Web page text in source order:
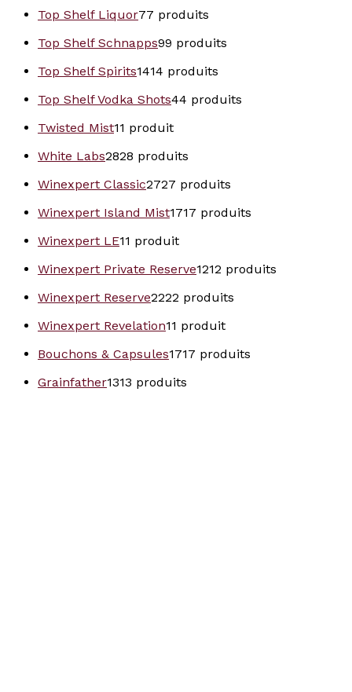
Top Shelf Liquor77 produits
Top Shelf Schnapps99 produits
Top Shelf Spirits1414 produits
Top Shelf Vodka Shots44 produits
Twisted Mist11 produit
White Labs2828 produits
Winexpert Classic2727 produits
Winexpert Island Mist1717 produits
Winexpert LE11 produit
Winexpert Private Reserve1212 produits
Winexpert Reserve2222 produits
Winexpert Revelation11 produit
Bouchons & Capsules1717 produits
Grainfather1313 produits